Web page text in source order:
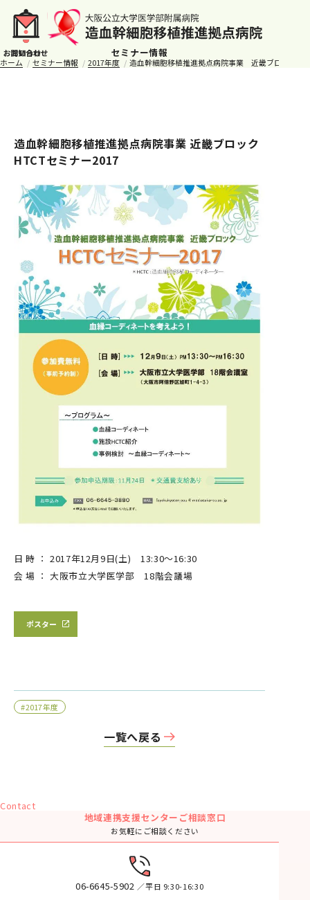
セミナー情報
ホーム セミナー情報 2017年度 造血幹細胞移植推進拠点病院事業 近畿ブロック
造血幹細胞移植推進拠点病院事業 近畿ブロック
HTCTセミナー2017
日 時 ： 2017年12月9日(土) 13:30～16:30
会 場 ： 大阪市立大学医学部 18階会議場
ポスター
#2017年度
一覧へ戻る
Contact
地域連携支援センターご相談窓口
お気軽にご相談ください
06-6645-5902 ／平日 9:30-16:30